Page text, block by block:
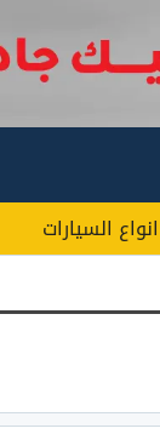
انواع السيارات